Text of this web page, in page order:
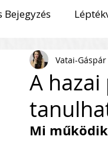
Bejegyzés
KKV Magyar
Kommunikáció
A
Vatai-Gáspár
Mi